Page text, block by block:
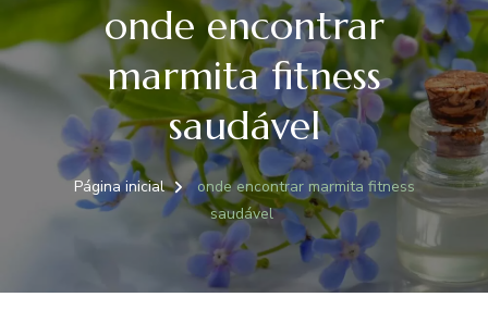
onde encontrar
marmita fitness
saudável
Página inicial
onde encontrar marmita fitness
saudável